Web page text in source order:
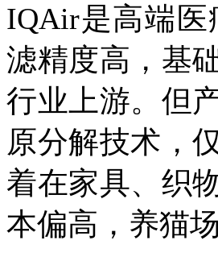
IQAir是高端
滤精度高，基
行业上游。但
原分解技术，
着在家具、织
本偏高，养猫